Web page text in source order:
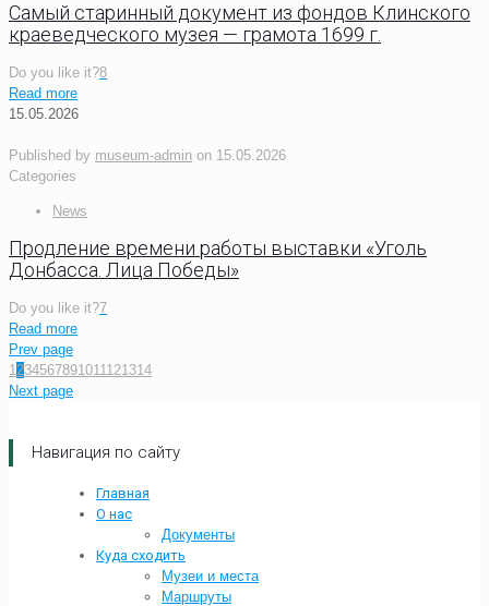
Самый старинный документ из фондов Клинского
краеведческого музея — грамота 1699 г.
Do you like it?8
Read more
15.05.2026
Published by museum-admin on 15.05.2026
Categories
News
Продление времени работы выставки «Уголь
Донбасса. Лица Победы»
Do you like it?7
Read more
Prev page
1 234567891011 121314
Next page
Навигация по сайту
Главная
О нас
Документы
Куда сходить
Музеи и места
Маршруты